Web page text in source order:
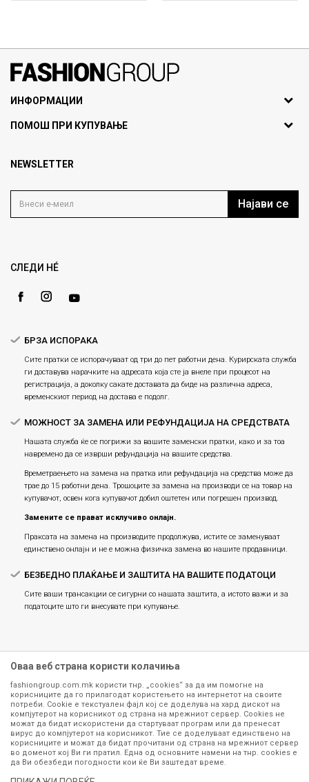
ИНФОРМАЦИИ
За нас
Продавници
Блог
Gift Card
ПОМОШ ПРИ КУПУВАЊЕ
Политика на приватност
Услови на користење
Како да купите
Замена и рефундација на производи
NEWSLETTER
Најави се
СЛЕДИ НÉ
БРЗА ИСПОРАКА
Сите пратки се испорачуваат од три до пет работни дена. Курирската служба
ги доставува нарачките на адресата која сте ја внеле при процесот на
регистрација, а доколку сакате доставата да биде на различна адреса,
временскиот период на достава е подолг.
МОЖНОСТ ЗА ЗАМЕНА ИЛИ РЕФУНДАЦИЈА НА СРЕДСТВАТА
Нашата служба ќе се погрижи за вашите заменски пратки, како и за тоа
навремено да се изврши рефундација на вашите средства.
Времетраењето на замена на пратка или рефундацијa на средства може да
трае до 15 работни дена. Трошоците за замена на производи се на товар на
купувачот, освен кога купувачот добил оштетен или погрешен производ.
Замените се прават исклучиво онлајн.
Праксата на замена на производите продолжува, истите се заменуваат
единствено онлајн и не е можна физичка замена во нашите продавници.
БЕЗБЕДНО ПЛАЌАЊЕ И ЗАШТИТА НА ВАШИТЕ ПОДАТОЦИ
Сите ваши трансакции се сигурни со нашата заштита, а истото важи и за
податоците што ги внесувате при купување.
Сите информации околу производите кои се изложени на нашата
онлајн продавница се стремиме да бидат конкретни, точни и прецизни,
меѓутоа не можеме да гарантираме дека се без ниту една грешка или
пак дека сите производи во моментот се достапни на залиха.
Оваа веб страна користи колачиња
fashiongroup.com.mk користи тнр. „cookies“ за да им помогне на
корисниците да го прилагодат користењето на интернетот на своите
потреби. Cookie е текстуален фајл кој се доделува на хард дискот на
компјутерот на корисникот од страна на мрежниот сервер. Cookies не
можат да бидат искористени да стартуваат програм или да пренесат
вирус до компјутерот на корисникот. Тие се доделуваат единствено на
корисниците и можат да бидат прочитани од страна на мрежниот сервер
во доменот кој Ви ги пратил. Една од основните намени на тнр. сookies е
да Ви обезбеди погодности кои ќе Ви заштедат време.